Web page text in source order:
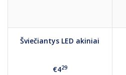
Šviečiantys LED akiniai
€429